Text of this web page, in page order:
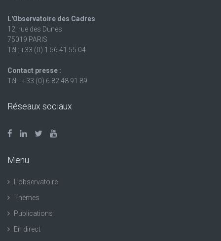
L'Observatoire des Cadres
12, rue des Dunes
75019 PARIS
Tél : +33 (0) 1 56 41 55 04
Contact presse :
Tél. : +33 (0) 6 82 48 91 89
Réseaux sociaux
Menu
L’observatoire
Thèmes
Publications
En direct